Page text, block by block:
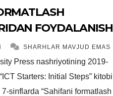
FOYDALANISH
SHARHLAR MAVJUD EMAS
Press nashriyotining 2019-
Starters: Initial Steps” kitobi
sinflarda “Sahifani formatlash